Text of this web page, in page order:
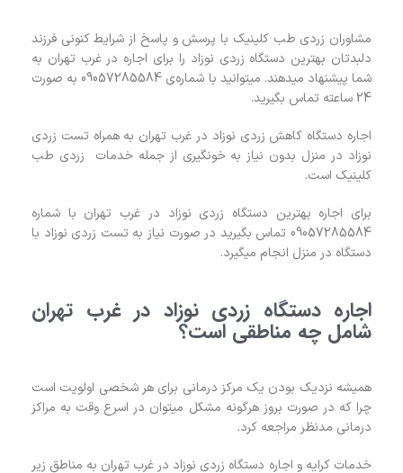
مشاوران زردی طب کلینیک با پرسش و پاسخ از شرایط کنونی فرزند
دلبدتان بهترین دستگاه زردی نوزاد را برای اجاره در غرب تهران به
شما پیشنهاد میدهند. میتوانید با شماره‌ی 09057285584 به صورت
24 ساعته تماس بگیرید.
اجاره دستگاه کاهش زردی نوزاد در غرب تهران به همراه تست زردی
نوزاد در منزل بدون نیاز به خونگیری از جمله خدمات زردی طب
کلینیک است.
برای اجاره بهترین دستگاه زردی نوزاد در غرب تهران با شماره
09057285584 تماس بگیرید در صورت نیاز به تست زردی نوزاد با
دستگاه در منزل انجام میگیرد.
اجاره دستگاه زردی نوزاد در غرب تهران
شامل چه مناطقی است؟
همیشه نزدیک بودن یک مرکز درمانی برای هر شخصی اولویت است
چرا که در صورت بروز هرگونه مشکل میتوان در اسرع وقت به مراکز
درمانی مدنظر مراجعه کرد.
خدمات کرایه و اجاره دستگاه زردی نوزاد در غرب تهران به مناطق زیر